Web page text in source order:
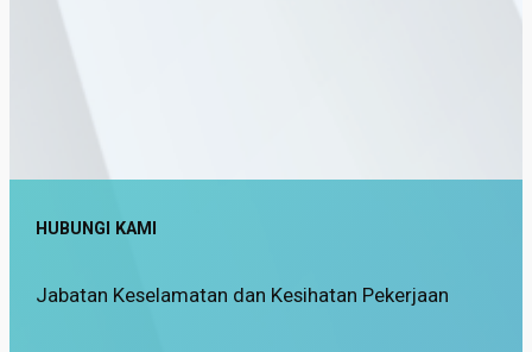
HUBUNGI KAMI
Jabatan Keselamatan dan Kesihatan Pekerjaan